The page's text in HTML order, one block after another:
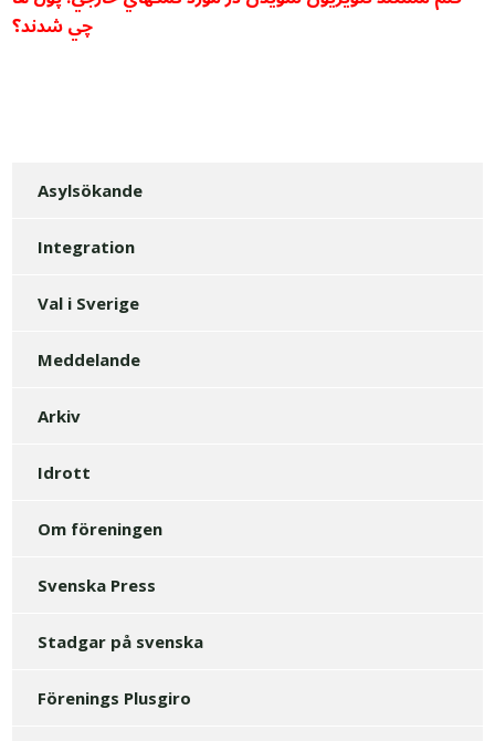
چي شدند؟
Asylsökande
Integration
Val i Sverige
Meddelande
Arkiv
Idrott
Om föreningen
Svenska Press
Stadgar på svenska
Förenings Plusgiro